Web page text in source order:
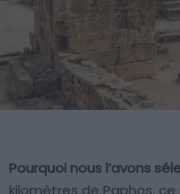
Pourquoi nous l’avons
kilomètres de Paphos,